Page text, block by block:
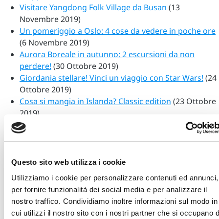
Questo sito web utilizza i cookie
Utilizziamo i cookie per personalizzare contenuti ed annunci,
per fornire funzionalità dei social media e per analizzare il
nostro traffico. Condividiamo inoltre informazioni sul modo in
cui utilizzi il nostro sito con i nostri partner che si occupano
Visitare Yangdong Folk Village da Busan (13
Novembre 2019)
Un pomeriggio a Oslo: 4 cose da vedere in poche ore
(6 Novembre 2019)
Aurora Boreale in autunno: 2 escursioni da non
perdere! (30 Ottobre 2019)
Giordania stellare! Vinci un viaggio con Star Wars! (24
Ottobre 2019)
Cosa si mangia in Islanda? Classic edition (23 Ottobre
2019)
Cosa si mangia in Islanda?
TOP 5 dei libri sul Giappone
Ottobre 2019)
trasmette(28 Settembre 2019)
Come scegliere un viaggio in Lapponia finlandese (18
Settembre 2019)